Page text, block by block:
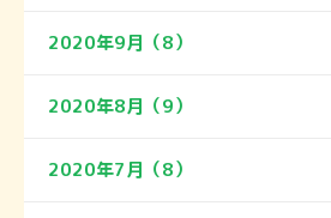
2020年9月（8）
2020年8月（9）
2020年7月（8）